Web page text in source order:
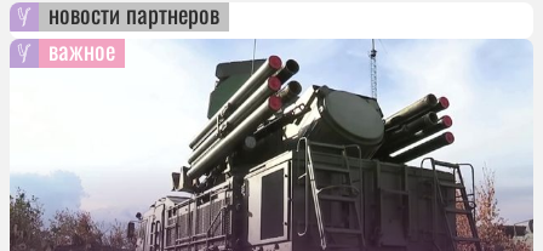
новости партнеров
важное